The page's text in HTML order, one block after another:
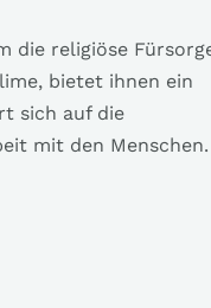
die religiöse
bietet ihnen ein
sich auf die
mit den Menschen.